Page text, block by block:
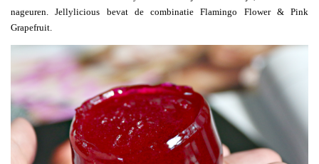
nageuren. Jellylicious bevat de combinatie Flamingo Flower & Pink
Grapefruit.